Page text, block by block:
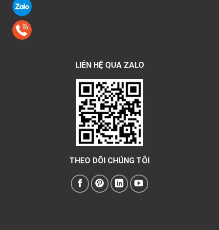
LIÊN HỆ QUA ZALO
THEO DÕI CHÚNG TÔI